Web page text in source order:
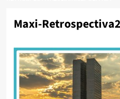
Maxi-